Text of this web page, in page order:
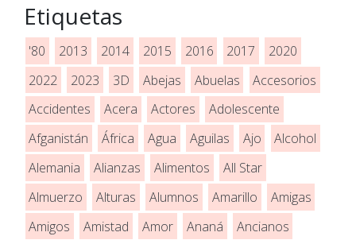
Etiquetas
'80 2013 2014 2015 2016 2017
2020
2022
2023 3D Abejas Abuelas
Accesorios
Accidentes
Acera Actores
Adolescente
Afganistán
África Agua Aguilas Ajo
Alcohol
Alemania
Alianzas Alimentos
All Star
Almuerzo
Alturas Alumnos Amarillo
Amigas
Amigos
Amistad Amor Ananá
Ancianos